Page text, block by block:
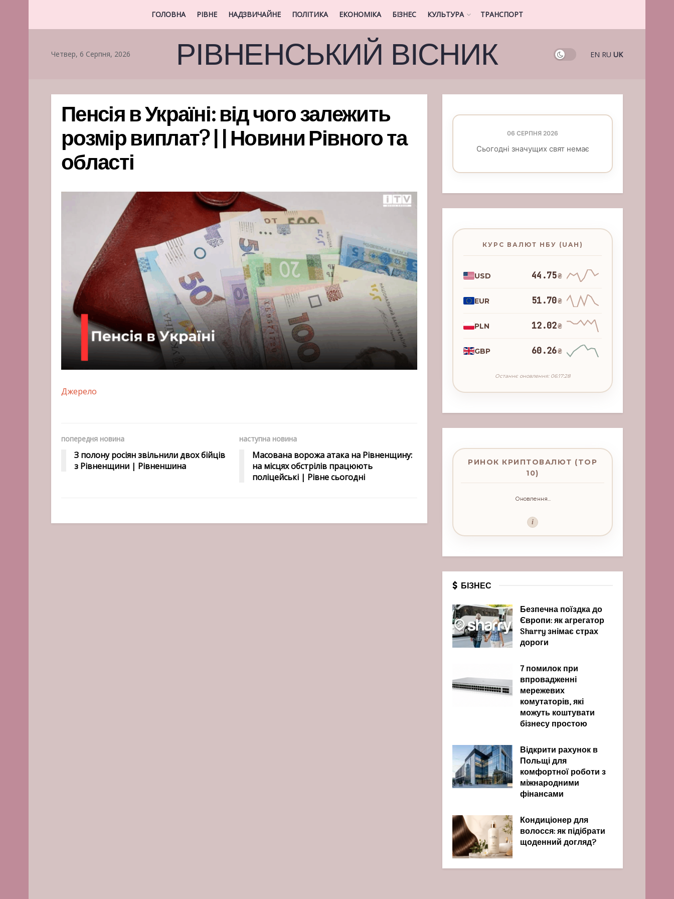
ГОЛОВНА РІВНЕ НАДЗВИЧАЙНЕ ПОЛІТИКА ЕКОНОМІКА БІЗНЕС КУЛЬТУРА ТРАНСПОРТ
Четвер, 6 Серпня, 2026 РІВНЕНСЬКИЙ ВІСНИК EN RU UK
Пенсія в Україні: від чого залежить
розмір виплат? | | Новини Рівного та
області
Джерело
попередня новина
З полону росіян звільнили двох бійців
з Рівненщини | Рівненшина
наступна новина
Масована ворожа атака на Рівненщину:
на місцях обстрілів працюють
поліцейські | Рівне сьогодні
06 СЕРПНЯ 2026
Сьогодні значущих свят немає
КУРС ВАЛЮТ НБУ (UAH)
USD 44.75₴
EUR 51.70₴
PLN 12.02₴
GBP 60.26₴
Останнє оновлення: 06:17:28
РИНОК КРИПТОВАЛЮТ (TOP
10)
Оновлення...
i
БІЗНЕС
Безпечна поїздка до
Європи: як агрегатор
Sharry знімає страх
дороги
7 помилок при
впровадженні
мережевих
комутаторів, які
можуть коштувати
бізнесу простою
Відкрити рахунок в
Польщі для
комфортної роботи з
міжнародними
фінансами
Кондиціонер для
волосся: як підібрати
щоденний догляд?